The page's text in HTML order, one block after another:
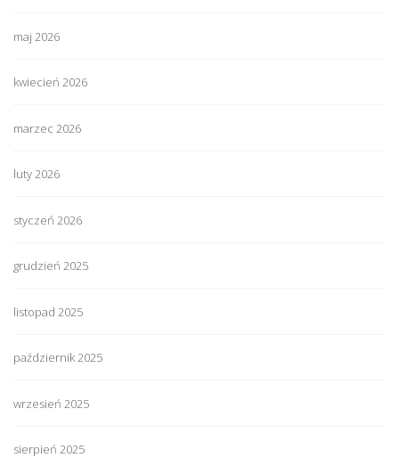
maj 2026
kwiecień 2026
marzec 2026
luty 2026
styczeń 2026
grudzień 2025
listopad 2025
październik 2025
wrzesień 2025
sierpień 2025